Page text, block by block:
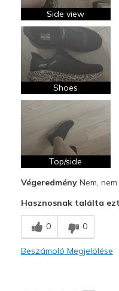
Stylish
Kontra
Poor Cushioning
Legjobb használat
Casual Wear
Sizing
Feels
View On Shoes
I'm
Side view
Shoes
Top/side
VégeredményNem,
Hasznosnak találta
0 0
Beszámoló Megjelölése